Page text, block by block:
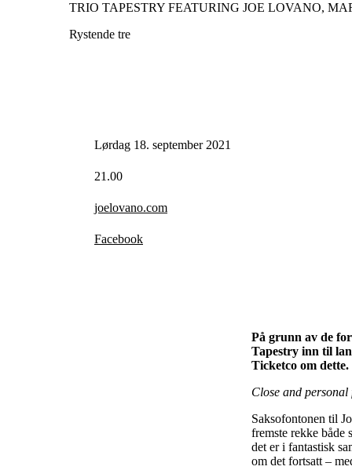
TRIO TAPESTRY FEATURING JOE LOVANO,
Rystende tre
Lørdag 18. september 2021
21.00
joelovano.com
Facebook
På grunn av de
Tapestry inn til
Ticketco om dette.
Close and
Saksofontonen til
fremste rekke både
det er i fantastisk
om det fortsatt –